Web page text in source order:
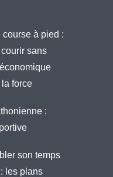
à pied :
sans
la force
:
son temps
les plans